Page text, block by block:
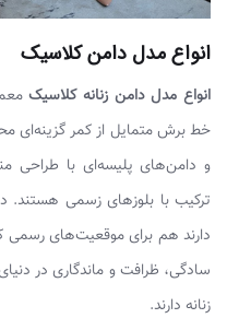
انواع مدل دامن کلاسیک
انواع مدل دامن زنانه کلاسیک
خط برش متمایل از کمر گزینه‌ای
و دامن‌های پلیسه‌ای با طراحی
ترکیب با بلوزهای زسمی هستند.
دارند هم برای موقعیت‌های رسمی
سادگی، ظرافت و ماندگاری در
زنانه دارند.